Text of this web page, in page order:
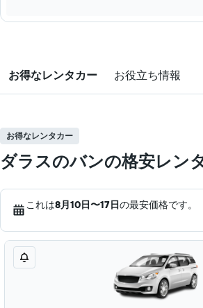
お得なレンタカー お役立ち情報
お得なレンタカー
ダラスのバンの格安レン
これは8月10日​〜17日の最安価格です。